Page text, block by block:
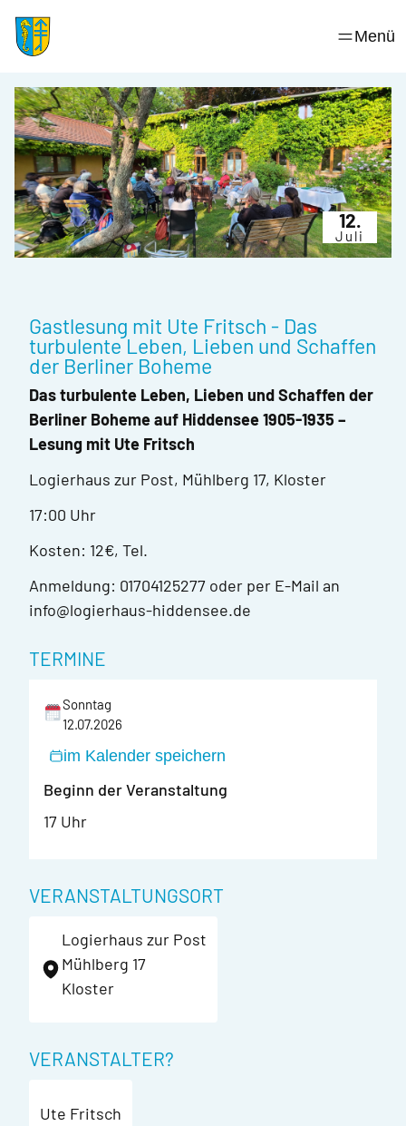
content
Menü
12.
Juli
Gastlesung mit Ute Fritsch - Das
turbulente Leben, Lieben und Schaffen
der Berliner Boheme
Das turbulente Leben, Lieben und Schaffen der
Berliner Boheme auf Hiddensee 1905-1935 –
Lesung mit Ute Fritsch
Logierhaus zur Post, Mühlberg 17, Kloster
17:00 Uhr
Kosten: 12€, Tel.
Anmeldung: 01704125277 oder per E-Mail an
info@logierhaus-hiddensee.de
TERMINE
Sonntag
12.07.2026
im Kalender speichern
Beginn der Veranstaltung
17 Uhr
VERANSTALTUNGSORT
Logierhaus zur Post
Mühlberg 17
Kloster
VERANSTALTER?
Ute Fritsch